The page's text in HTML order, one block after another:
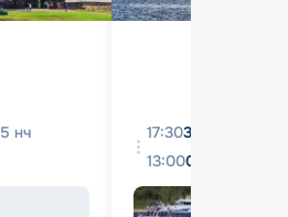
5 нч
17:3031 августа
13:0004 сентября